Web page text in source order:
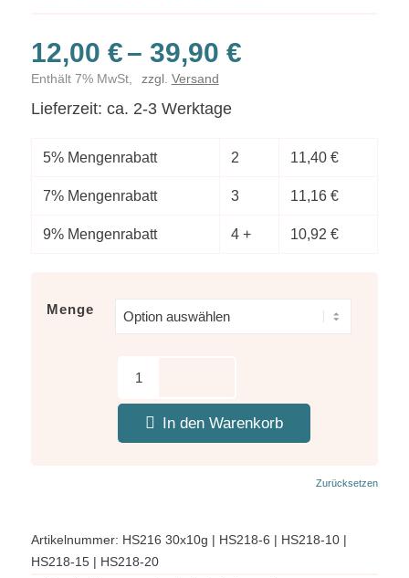
12,00 €– 39,90 €
Enthält 7% MwSt, zzgl. Versand
Lieferzeit: ca. 2-3 Werktage
5% Mengenrabatt 2 11,40 €
7% Mengenrabatt 3 11,16 €
9% Mengenrabatt 4 + 10,92 €
Menge
Zurücksetzen
In den Warenkorb
Artikelnummer: HS216 30x10g | HS218-6 | HS218-10 |
HS218-15 | HS218-20